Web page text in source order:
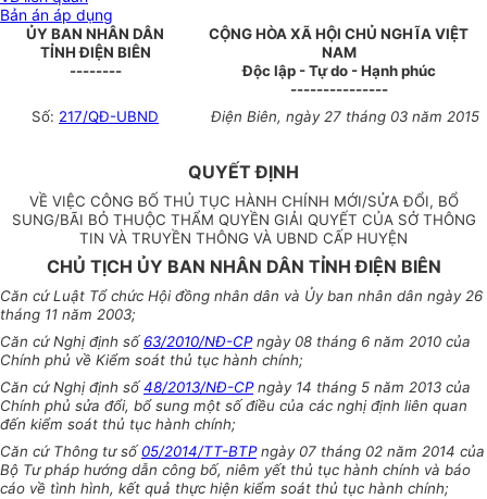
Bản án áp dụng
ỦY BAN NHÂN DÂN
TỈNH ĐIỆN BIÊN
--------
CỘNG HÒA XÃ HỘI CHỦ NGHĨA VIỆT
NAM
Độc lập - Tự do - Hạnh phúc
---------------
Số: 217/QĐ-UBND Điện Biên, ngày 27 tháng 03 năm 2015
QUYẾT ĐỊNH
VỀ VIỆC CÔNG BỐ THỦ TỤC HÀNH CHÍNH MỚI/SỬA ĐỔI, BỔ
SUNG/BÃI BỎ THUỘC THẨM QUYỀN GIẢI QUYẾT CỦA SỞ THÔNG
TIN VÀ TRUYỀN THÔNG VÀ UBND CẤP HUYỆN
CHỦ TỊCH ỦY BAN NHÂN DÂN TỈNH ĐIỆN BIÊN
Căn cứ Luật Tổ chức Hội đồng nhân dân và Ủy ban nhân dân ngày 26
tháng 11 năm 2003;
Căn cứ Nghị định số 63/2010/NĐ-CPngày 08 tháng 6 năm 2010 của
Chính phủ về Kiểm soát thủ tục hành chính;
Căn cứ Nghị định số48/2013/NĐ-CPngày 14 tháng 5 năm 2013 của
Chính phủ sửa đổi, bổ sung một số điều của các nghị định liên quan
đến kiểm soát thủ tục hành chính;
Căn cứ Thông tư số 05/2014/TT-BTPngày 07 tháng 02 năm 2014 của
Bộ Tư pháp hướng dẫn công bố, niêm yết thủ tục hành chính và báo
cáo về tình hình, kết quả thực hiện kiểm soát thủ tục hành chính;